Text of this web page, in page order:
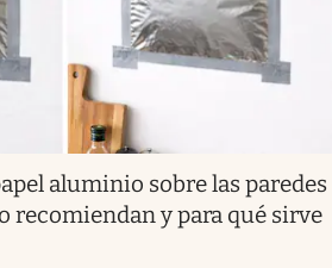
aluminio sobre las paredes
recomiendan y para qué sirve